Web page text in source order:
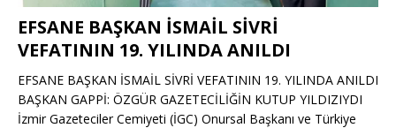
EFSANE BAŞKAN İSMAİL SİVRİ
VEFATININ 19. YILINDA ANILDI
EFSANE BAŞKAN İSMAİL SİVRİ VEFATININ 19. YILINDA ANILDI
BAŞKAN GAPPİ: ÖZGÜR GAZETECİLİĞİN KUTUP YILDIZIYDI
İzmir Gazeteciler Cemiyeti (İGC) Onursal Başkanı ve Türkiye